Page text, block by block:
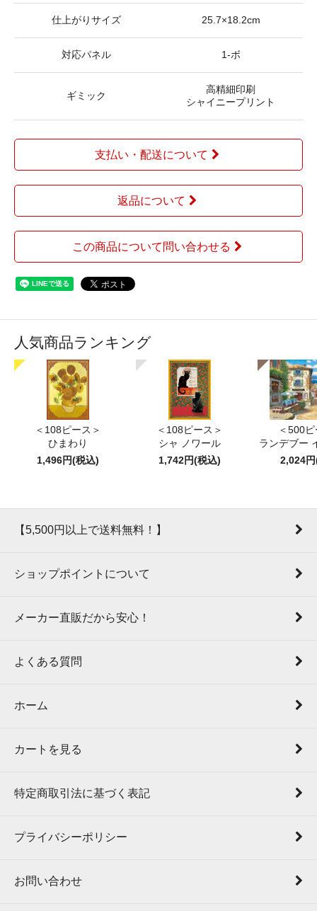
仕上がりサイズ 25.7×18.2cm
対応パネル 1-ボ
ギミック
高精細印刷
シャイニープリント
支払い・配送について
返品について
この商品について問い合わせる
人気商品ランキング
＜108ピース＞
ひまわり
1,496円(税込)
＜108ピース＞
シャ ノワール
1,742円(税込)
＜500
ランデブー
2,024
【5,500円以上で送料無料！】
ショップポイントについて
メーカー直販だから安心！
よくある質問
ホーム
カートを見る
特定商取引法に基づく表記
プライバシーポリシー
お問い合わせ